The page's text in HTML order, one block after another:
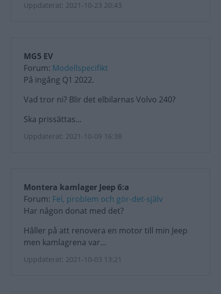
Uppdaterat: 2021-10-23 20:43
MG5 EV
Forum: Modellspecifikt
På ingång Q1 2022.
Vad tror ni? Blir det elbilarnas Volvo 240?
Ska prissättas...
Uppdaterat: 2021-10-09 16:38
Montera kamlager Jeep 6:a
Forum: Fel, problem och gör-det-själv
Har någon donat med det?
Håller på att renovera en motor till min Jeep
men kamlagrena var...
Uppdaterat: 2021-10-03 13:21